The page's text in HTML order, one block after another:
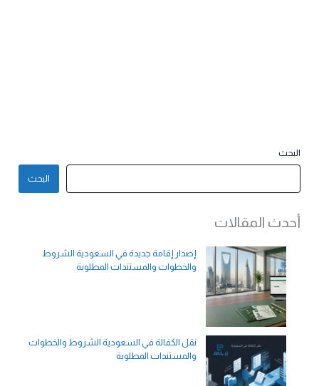
البحث
البحث
أحدث المقالات
إصدار إقامة جديدة في السعودية الشروط
والخطوات والمستندات المطلوبة
نقل الكفالة في السعودية الشروط والخطوات
والمستندات المطلوبة